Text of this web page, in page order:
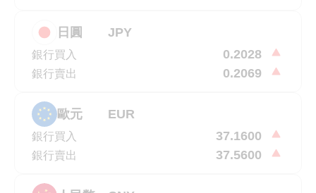
日圓 JPY
銀行買入 0.2028
銀行賣出 0.2069
歐元 EUR
銀行買入 37.1600
銀行賣出 37.5600